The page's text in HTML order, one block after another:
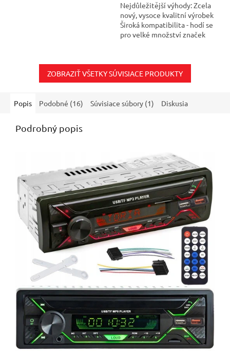
hviezdičiek.
Nejdůležitější výhody: Zcela
nový, vysoce kvalitní výrobek
Široká kompatibilita - hodí se
pro velké množství značek
ZOBRAZIŤ VŠETKY SÚVISIACE PRODUKTY
Popis Podobné (16) Súvisiace súbory (1) Diskusia
Podrobný popis